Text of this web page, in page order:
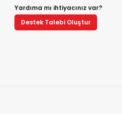
Yardıma mı ihtiyacınız var?
Destek Talebi Oluştur